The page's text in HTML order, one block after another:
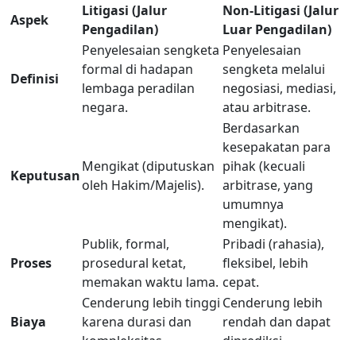
Aspek
Litigasi (Jalur
Pengadilan)
Non-Litigasi (Jalur
Luar Pengadilan)
Definisi
Penyelesaian sengketa
formal di hadapan
lembaga peradilan
negara.
Penyelesaian
sengketa melalui
negosiasi, mediasi,
atau arbitrase.
Keputusan
Mengikat (diputuskan
oleh Hakim/Majelis).
Berdasarkan
kesepakatan para
pihak (kecuali
arbitrase, yang
umumnya
mengikat).
Proses
Publik, formal,
prosedural ketat,
memakan waktu lama.
Pribadi (rahasia),
fleksibel, lebih
cepat.
Biaya
Cenderung lebih tinggi
karena durasi dan
Cenderung lebih
rendah dan dapat